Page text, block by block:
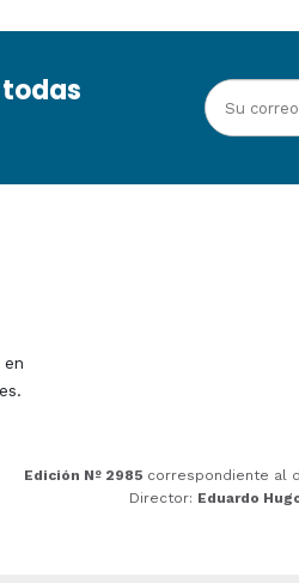
Edición Nº 2985 correspondiente al
Director: Eduardo